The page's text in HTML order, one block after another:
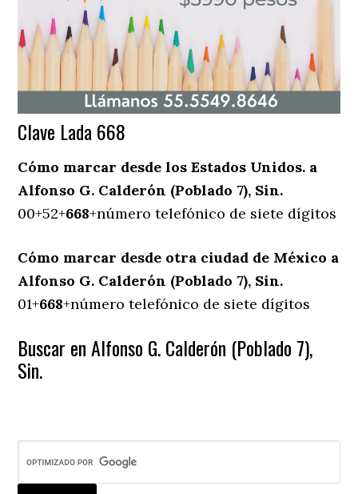
Clave Lada 668
Cómo marcar desde los Estados Unidos. a
Alfonso G. Calderón (Poblado 7), Sin.
00+52+668+número telefónico de siete dígitos
Cómo marcar desde otra ciudad de México a
Alfonso G. Calderón (Poblado 7), Sin.
01+668+número telefónico de siete dígitos
Buscar en Alfonso G. Calderón (Poblado 7),
Sin.